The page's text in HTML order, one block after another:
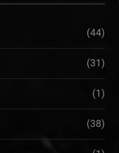
(44)
(31)
(1)
(38)